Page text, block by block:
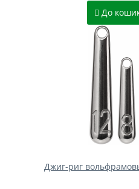
До
Джиг-риг